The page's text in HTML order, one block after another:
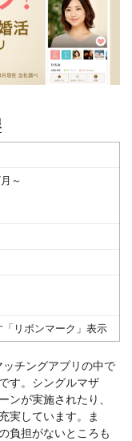
～
リボンマーク」表示
ッチングアプリの中で
す。シングルマザ
ンが実施されたり、
実しています。ま
負担がないところも